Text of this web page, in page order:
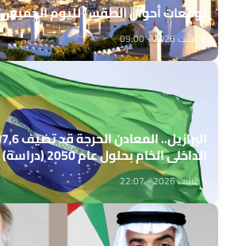
توقعات أحوال الطقس لليوم الخميس
6 غشت 2026 - 09:00
الداخلي الخام بحلول عام 2050 (دراسة)
5 غشت 2026 - 22:07